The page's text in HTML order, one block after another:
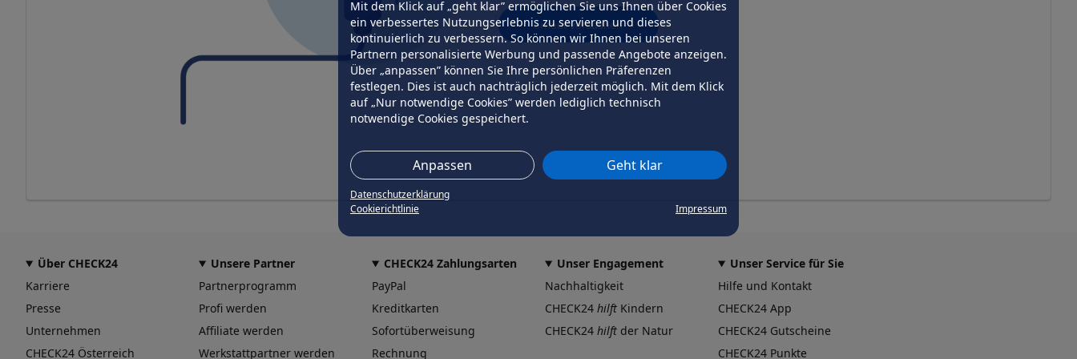
Mit dem Klick auf „geht klar” ermöglichen Sie uns Ihnen über Cookies
ein verbessertes Nutzungserlebnis zu servieren und dieses
kontinuierlich zu verbessern. So können wir Ihnen bei unseren
Partnern personalisierte Werbung und passende Angebote anzeigen.
Über „anpassen” können Sie Ihre persönlichen Präferenzen
festlegen. Dies ist auch nachträglich jederzeit möglich. Mit dem Klick
auf „Nur notwendige Cookies” werden lediglich technisch
notwendige Cookies gespeichert.
Anpassen Geht klar
Datenschutzerklärung
Cookierichtlinie
Impressum
erneut versuchen
Über CHECK24
Karriere
Presse
Unternehmen
CHECK24 Österreich
Unsere Partner
Partnerprogramm
Profi werden
Affiliate werden
Werkstattpartner werden
CHECK24 Zahlungsarten
PayPal
Kreditkarten
Sofortüberweisung
Rechnung
Unser Engagement
Nachhaltigkeit
CHECK24 hilft Kindern
CHECK24 hilft der Natur
Unser Service für Sie
Hilfe und Kontakt
CHECK24 App
CHECK24 Gutscheine
CHECK24 Punkte